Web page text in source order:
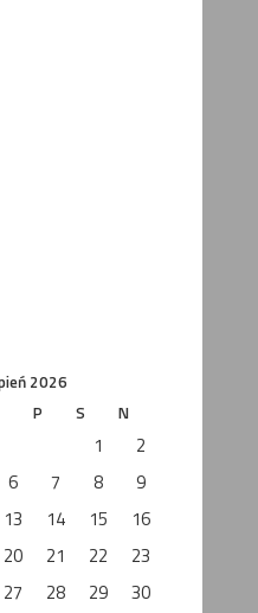
2026
P S N
1
2
6 7 8
9
13 14 15
16
20 21 22
23
27 28 29
30